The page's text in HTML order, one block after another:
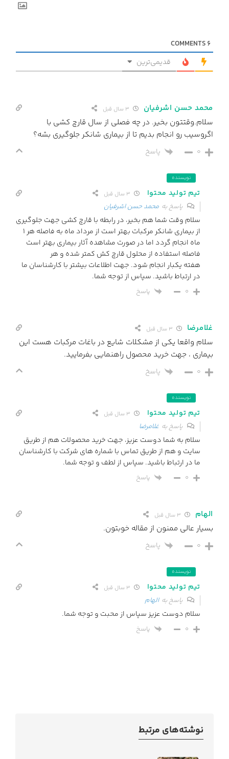
6
قدیمی‌ترین
محمد حسن اشرفیان
سلام.وقتتون بخیر. در چه فصلی از سال قارچ کشی با
اگروسیب رو انجام بدیم تا از بیماری شانکر جلوگیری بشه؟
0 پاسخ
نویسنده
تیم تولید محتوا
پاسخ به محمد حسن اشرفیان
سلام وقت شما هم بخیر، در رابطه با قارچ کشی جهت جلوگیری
از بیماری شانکر مرکبات بهتر است از مرداد ماه به فاصله هر 1
ماه انجام گردد اما در صورت مشاهده آثار بیماری بهتر است
فاصله استفاده از محلول قارچ کش کمتر شده و هر
هفته یکبار انجام شود. جهت اطلاعات بیشتر با کارشناسان ما
در ارتباط باشید. سپاس از توجه شما.
0 پاسخ
غلامرضا
سلام واقعا يكى از مشكلات شايع در باغات مركبات هست اين
بيمارى ، جهت خريد محصول راهنمايى بفرماييد.
0 پاسخ
نویسنده
تیم تولید محتوا
پاسخ به غلامرضا
سلام به شما دوست عزیز، جهت خرید محصولات هم از طریق
سایت و هم از طریق تماس با شماره های شرکت با کارشناسان
ما در ارتباط باشید. سپاس از لطف و توجه شما.
0 پاسخ
الهام
بسيار عالى ممنون از مقاله خوبتون.
0 پاسخ
نویسنده
تیم تولید محتوا
پاسخ بهالهام
سلام دوست عزیز سپاس از محبت و توجه شما.
0 پاسخ
نوشته‌های مرتبط